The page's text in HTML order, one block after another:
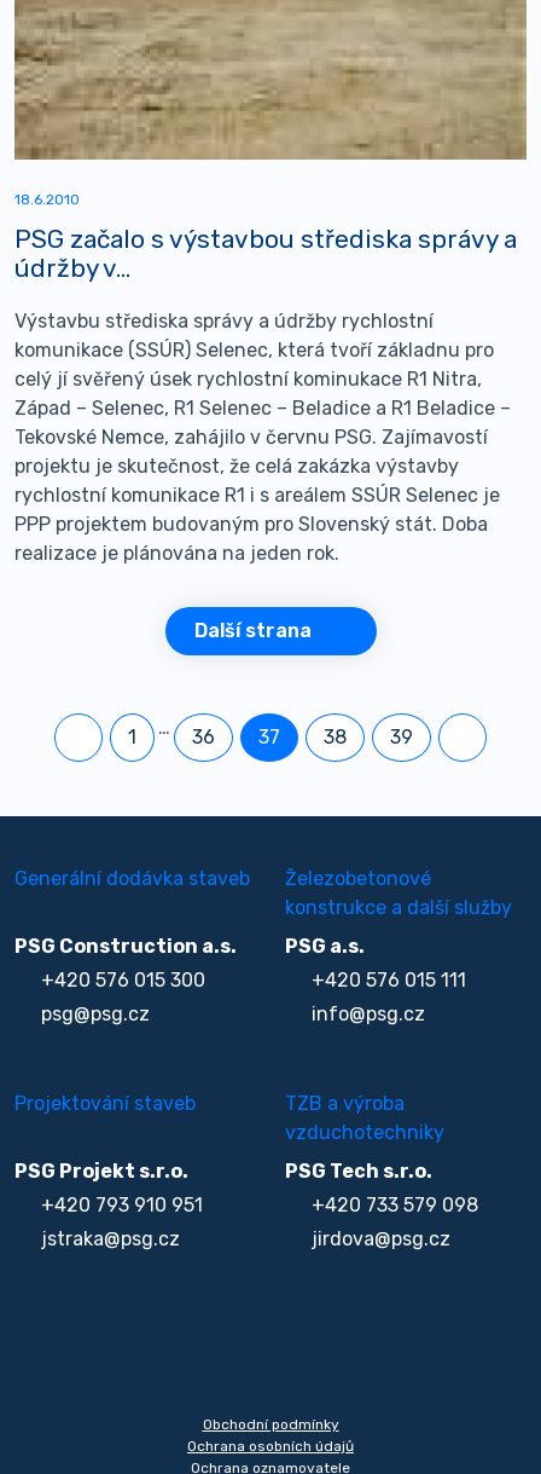
18.6.2010
PSG začalo s výstavbou střediska správy a
údržby v...
Výstavbu střediska správy a údržby rychlostní
komunikace (SSÚR) Selenec, která tvoří základnu pro
celý jí svěřený úsek rychlostní kominukace R1 Nitra,
Západ – Selenec, R1 Selenec – Beladice a R1 Beladice –
Tekovské Nemce, zahájilo v červnu PSG. Zajímavostí
projektu je skutečnost, že celá zakázka výstavby
rychlostní komunikace R1 i s areálem SSÚR Selenec je
PPP projektem budovaným pro Slovenský stát. Doba
realizace je plánována na jeden rok.
Další strana
1 … 36 37 38 39
Generální dodávka staveb
PSG Construction a.s.
+420 576 015 300
psg@psg.cz
Železobetonové
konstrukce a další služby
PSG a.s.
+420 576 015 111
info@psg.cz
Projektování staveb
PSG Projekt s.r.o.
+420 793 910 951
jstraka@psg.cz
TZB a výroba
vzduchotechniky
PSG Tech s.r.o.
+420 733 579 098
jirdova@psg.cz
Obchodní podmínky
Ochrana osobních údajů
Ochrana oznamovatele